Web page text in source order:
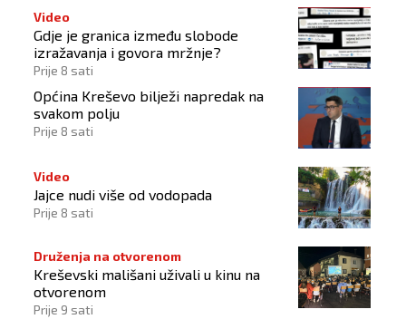
Video
Gdje je granica između slobode
izražavanja i govora mržnje?
Prije 8 sati
Općina Kreševo bilježi napredak na
svakom polju
Prije 8 sati
Video
Jajce nudi više od vodopada
Prije 8 sati
Druženja na otvorenom
Kreševski mališani uživali u kinu na
otvorenom
Prije 9 sati